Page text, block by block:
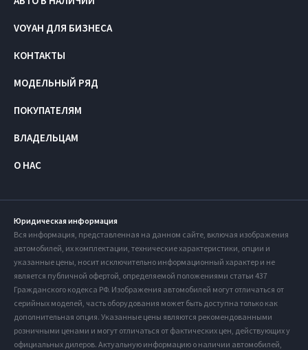
VOYAH ДЛЯ БИЗНЕСА
КОНТАКТЫ
МОДЕЛЬНЫЙ РЯД
ПОКУПАТЕЛЯМ
ВЛАДЕЛЬЦАМ
О НАС
Юридическая информация
Вся информация, представленная на данном сайте, включая изображения
автомобилей, их комплектации, технические характеристики, опции и
указанные цены, носит исключительно информационный характер и не
является публичной офертой, определяемой положениями статьи 437
Гражданского кодекса РФ. Изображения автомобилей могут отличаться от
серийных моделей, часть оборудования может быть доступна только как
дополнительная опция. Указанные цены являются рекомендованными
розничными ценами и могут отличаться от фактических цен, действующих у
официальных дилеров. Актуальную информацию о наличии автомобилей,